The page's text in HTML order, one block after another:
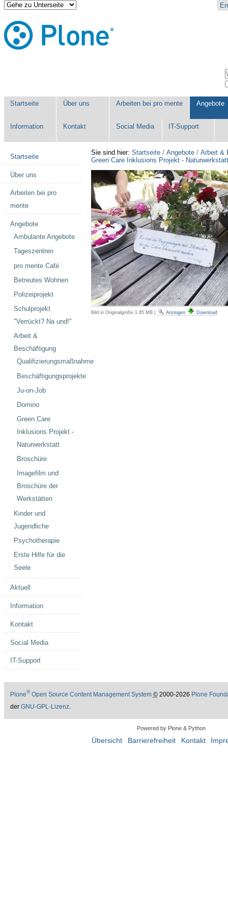
Direkt
zum
Inhalt
|
Direkt
zur
Benutzerspezifische
Werkzeuge
Startseite Über uns Arbeiten bei pro mente Angebote
Information Kontakt Social Media IT-Support
Sie sind hier: Startseite / Angebote / Arbeit &
Green Care Inklusions Projekt - Naturwerkstatt
Bild in Originalgröße 1.65 MB| Anzeigen Download
Startseite
Über uns
Arbeiten bei pro
mente
Angebote
Ambulante Angebote
Tageszentren
pro mente Café
Betreutes Wohnen
Polizeiprojekt
Schulprojekt
"Verrückt? Na und!"
Arbeit &
Beschäftigung
Qualifizierungsmaßnahme
Beschäftigungsprojekte
Ju-on-Job
Domino
Green Care
Inklusions Projekt -
Naturwerkstatt
Broschüre
Imagefilm und
Broschüre der
Werkstätten
Kinder und
Jugendliche
Psychotherapie
Erste Hilfe für die
Seele
Aktuell
Information
Kontakt
Social Media
IT-Support
Plone®Open Source Content Management System ©2000-2026 Plone
der GNU-GPL-Lizenz.
Powered by Plone & Python
Übersicht Barrierefreiheit Kontakt